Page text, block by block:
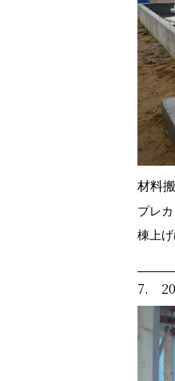
材料
プレ
棟上
7.